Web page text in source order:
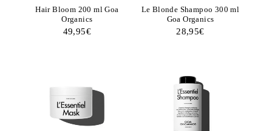
Hair Bloom 200 ml Goa
Organics
49,95€
Le Blonde Shampoo 300 ml
Goa Organics
28,95€